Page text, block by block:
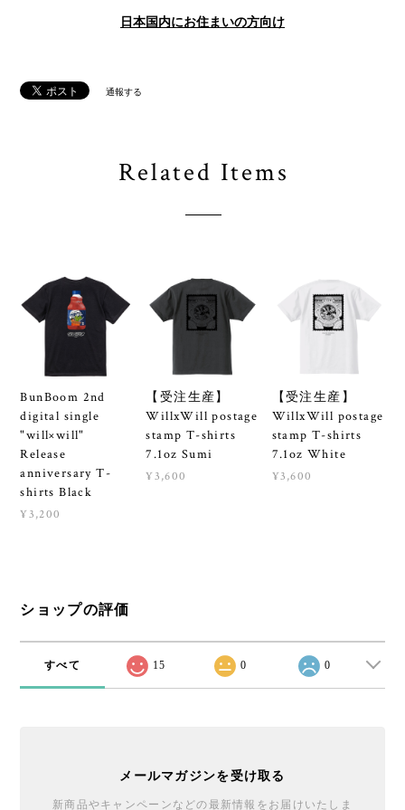
日本国内にお住まいの方向け
通報する
Related Items
BunBoom 2nd
digital single
"will×will"
Release
anniversary T-
shirts Black
¥3,200
【受注生産】
WillxWill postage
stamp T-shirts
7.1oz Sumi
¥3,600
【受注生産】
WillxWill postage
stamp T-shirts
7.1oz White
¥3,600
ショップの評価
すべて 15 0 0
メールマガジンを受け取る
新商品やキャンペーンなどの最新情報をお届けいたしま